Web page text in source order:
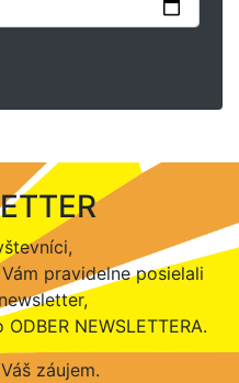
pravidelne posielali
NEWSLETTERA.
záujem.